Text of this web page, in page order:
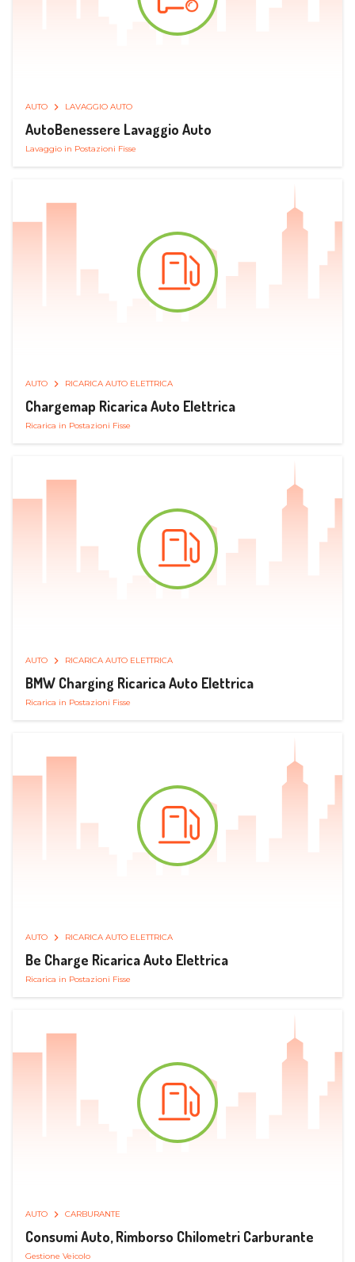
AUTO LAVAGGIO AUTO
AutoBenessere Lavaggio Auto
Lavaggio in Postazioni Fisse
AUTO RICARICA AUTO ELETTRICA
Chargemap Ricarica Auto Elettrica
Ricarica in Postazioni Fisse
AUTO RICARICA AUTO ELETTRICA
BMW Charging Ricarica Auto Elettrica
Ricarica in Postazioni Fisse
AUTO RICARICA AUTO ELETTRICA
Be Charge Ricarica Auto Elettrica
Ricarica in Postazioni Fisse
AUTO CARBURANTE
Consumi Auto, Rimborso Chilometri Carburante
Gestione Veicolo